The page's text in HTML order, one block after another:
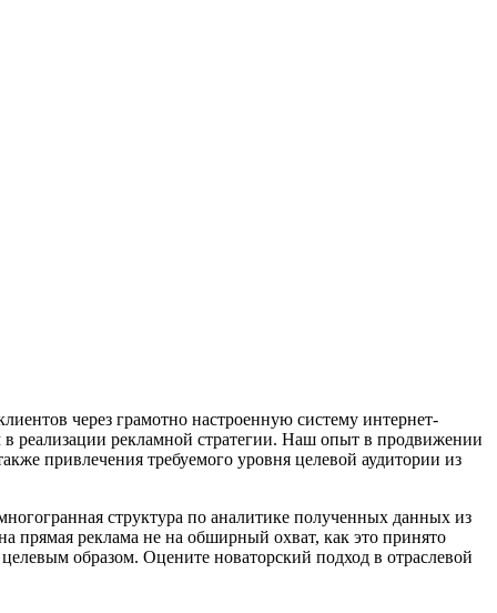
через грамотно настроенную систему интернет-
в реализации рекламной стратегии. Наш опыт в продвижении
привлечения требуемого уровня целевой аудитории из
структура по аналитике полученных данных из
прямая реклама не на обширный охват, как это принято
образом. Оцените новаторский подход в отраслевой